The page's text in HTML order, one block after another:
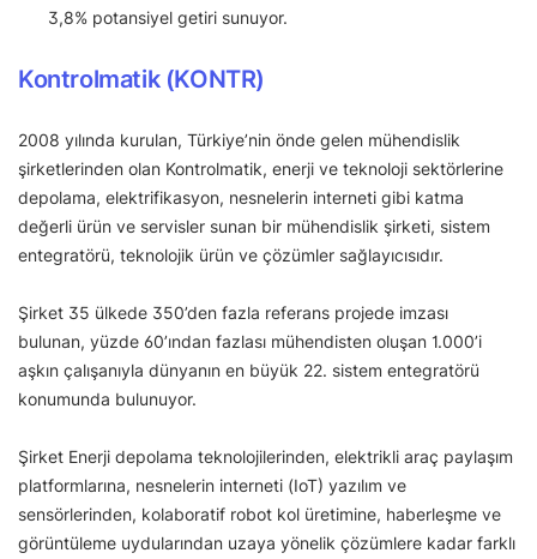
3,8% potansiyel getiri sunuyor.
Kontrolmatik (KONTR)
2008 yılında kurulan, Türkiye’nin önde gelen mühendislik
şirketlerinden olan Kontrolmatik, enerji ve teknoloji sektörlerine
depolama, elektrifikasyon, nesnelerin interneti gibi katma
değerli ürün ve servisler sunan bir mühendislik şirketi, sistem
entegratörü, teknolojik ürün ve çözümler sağlayıcısıdır.
Şirket 35 ülkede 350’den fazla referans projede imzası
bulunan, yüzde 60’ından fazlası mühendisten oluşan 1.000’i
aşkın çalışanıyla dünyanın en büyük 22. sistem entegratörü
konumunda bulunuyor.
Şirket Enerji depolama teknolojilerinden, elektrikli araç paylaşım
platformlarına, nesnelerin interneti (IoT) yazılım ve
sensörlerinden, kolaboratif robot kol üretimine, haberleşme ve
görüntüleme uydularından uzaya yönelik çözümlere kadar farklı